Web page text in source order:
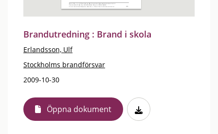
Brandutredning : Brand i skola
Erlandsson, Ulf
Stockholms brandförsvar
2009-10-30
Öppna dokument